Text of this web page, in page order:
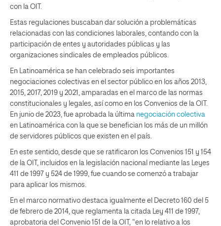
con la OIT.
Estas regulaciones buscaban dar solución a problemáticas
relacionadas con las condiciones laborales, contando con la
participación de entes y autoridades públicas y las
organizaciones sindicales de empleados públicos.
En Latinoamérica se han celebrado seis importantes
negociaciones colectivas en el sector público en los años 2013,
2015, 2017, 2019 y 2021, amparadas en el marco de las normas
constitucionales y legales, así como en los Convenios de la OIT.
En junio de 2023, fue aprobada la última negociación colectiva
en Latinoamérica con la que se benefician los más de un millón
de servidores públicos que existen en el país.
En este sentido, desde que se ratificaron los Convenios 151 y 154
de la OIT, incluidos en la legislación nacional mediante las Leyes
411 de 1997 y 524 de 1999, fue cuando se comenzó a trabajar
para aplicar los mismos.
En el marco normativo destaca igualmente el Decreto 160 del 5
de febrero de 2014, que reglamenta la citada Ley 411 de 1997,
aprobatoria del Convenio 151 de la OIT, “en lo relativo a los